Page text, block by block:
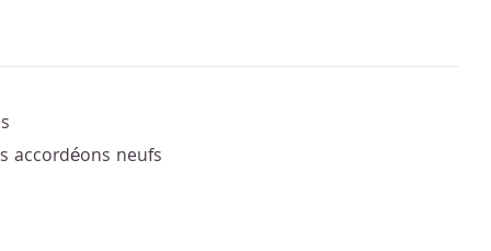
accordéons neufs